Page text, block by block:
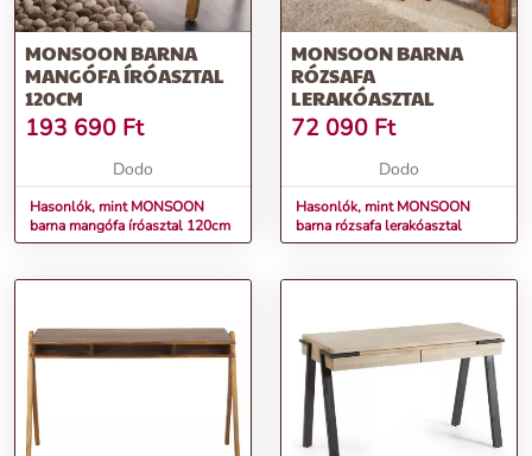
MONSOON BARNA
MANGÓFA ÍRÓASZTAL
120CM
193 690 Ft
Dodo
Hasonlók, mint MONSOON
barna mangófa íróasztal 120cm
MONSOON BARNA
RÓZSAFA
LERAKÓASZTAL
72 090 Ft
Dodo
Hasonlók, mint MONSOON
barna rózsafa lerakóasztal